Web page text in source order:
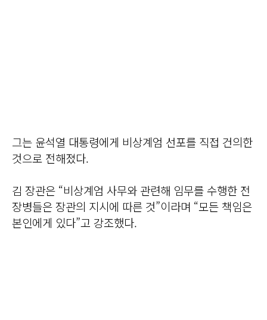
그는 윤석열 대통령에게 비상계엄 선포를 직접 건의한
것으로 전해졌다.
김 장관은 “비상계엄 사무와 관련해 임무를 수행한 전
장병들은 장관의 지시에 따른 것”이라며 “모든 책임은
본인에게 있다”고 강조했다.